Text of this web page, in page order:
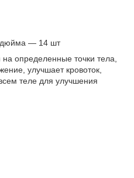
дюйма — 14 шт
определенные точки тела,
улучшает кровоток,
теле для улучшения